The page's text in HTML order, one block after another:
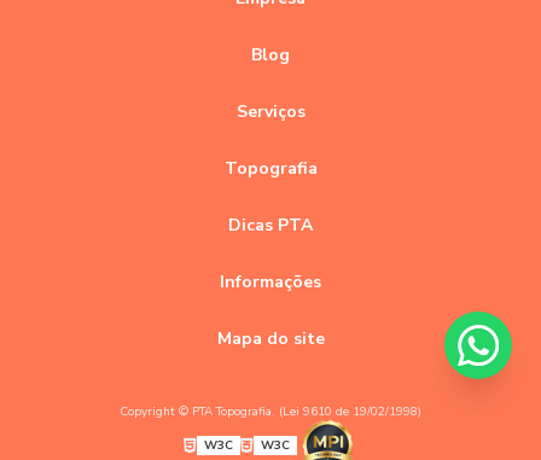
Blog
Serviços
Topografia
Dicas PTA
Informações
Mapa do site
Copyright © PTA Topografia. (Lei 9610 de 19/02/1998)
W3C
W3C